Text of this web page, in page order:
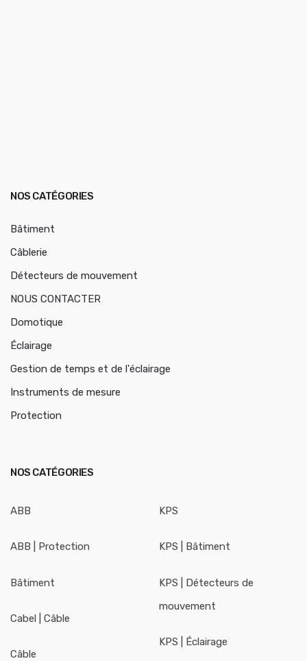
NOS CATÉGORIES
Bâtiment
Câblerie
Détecteurs de mouvement
NOUS CONTACTER
Domotique
Éclairage
Gestion de temps et de l'éclairage
Instruments de mesure
Protection
NOS CATÉGORIES
ABB
ABB | Protection
Bâtiment
Cabel | Câble
Câble
KPS
KPS | Bâtiment
KPS | Détecteurs de
mouvement
KPS | Éclairage